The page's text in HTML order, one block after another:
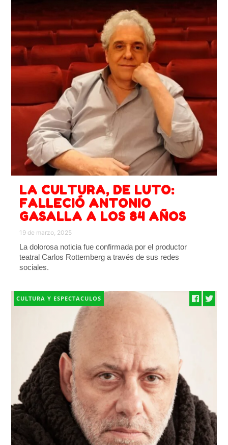
LA CULTURA, DE LUTO:
FALLECIÓ ANTONIO
GASALLA A LOS 84 AÑOS
19 de marzo, 2025
La dolorosa noticia fue confirmada por el productor
teatral Carlos Rottemberg a través de sus redes
sociales.
CULTURA Y ESPECTACULOS